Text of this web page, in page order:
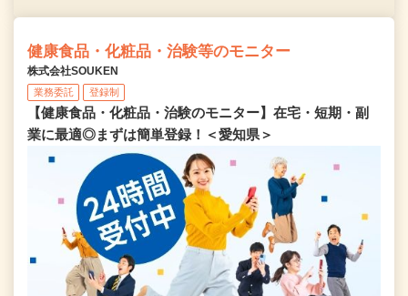
健康食品・化粧品・治験等のモニター
株式会社SOUKEN
業務委託 登録制
【健康食品・化粧品・治験のモニター】在宅・短期・副
業に最適◎まずは簡単登録！＜愛知県＞